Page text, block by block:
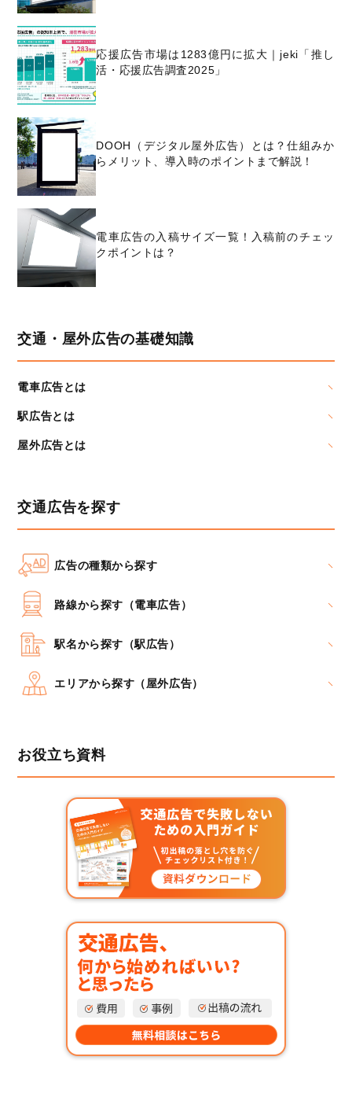
応援広告市場は1283億円に拡大｜jeki「推し
活・応援広告調査2025」
DOOH（デジタル屋外広告）とは？仕組みか
らメリット、導入時のポイントまで解説！
電車広告の入稿サイズ一覧！入稿前のチェッ
クポイントは？
交通・屋外広告の基礎知識
電車広告とは
駅広告とは
屋外広告とは
交通広告を探す
広告の種類から探す
路線から探す（電車広告）
駅名から探す（駅広告）
エリアから探す（屋外広告）
お役立ち資料